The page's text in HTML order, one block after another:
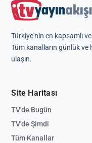
Türkiye'nin en kapsamlı
Tüm kanalların günlük ve
ulaşın.
Site Haritası
TV'de Bugün
TV'de Şimdi
Tüm Kanallar